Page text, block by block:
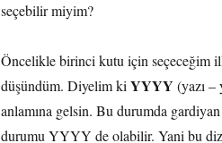
seçebilir miyim?
Öncelikle birinci kutu için seçeceğim
düşündüm. Diyelim ki YYYY (yazı –
anlamına gelsin. Bu durumda
durumu YYYY de olabilir. Yani bu